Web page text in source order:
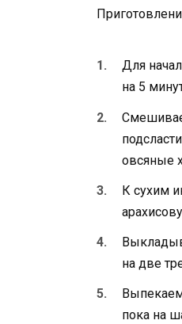
Для
на 5
овсяные
К сухим
на две
пока на